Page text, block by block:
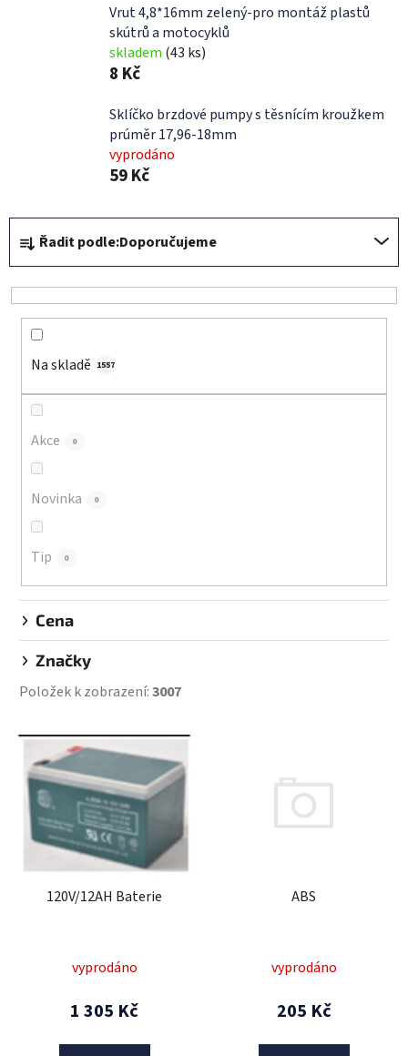
Vrut 4,8*16mm zelený-pro montáž plastů
skútrů a motocyklů
skladem (43 ks)
8 Kč
Sklíčko brzdové pumpy s těsnícím kroužkem
prúměr 17,96-18mm
vyprodáno
59 Kč
Ř
a
z
e
Řadit podle:Doporučujeme
Na skladě 1557
Akce 0
Novinka 0
Tip 0
Cena
Značky
Položek k zobrazení:3007
V
120V/12AH Baterie
vyprodáno
1 305 Kč
ABS
vyprodáno
205 Kč